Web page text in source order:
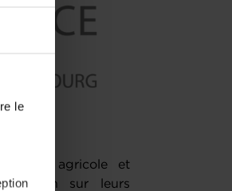
le
agricole et
sur leurs